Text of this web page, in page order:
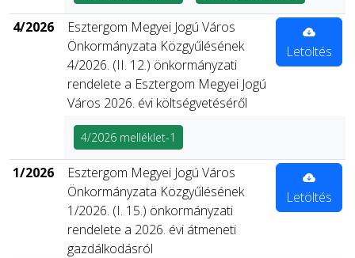
4/2026
Esztergom Megyei Jogú Város
Önkormányzata Közgyűlésének
4/2026. (II. 12.) önkormányzati
rendelete a Esztergom Megyei Jogú
Város 2026. évi költségvetéséről
Letöltés
4/2026 melléklet-1
1/2026
Esztergom Megyei Jogú Város
Önkormányzata Közgyűlésének
1/2026. (I. 15.) önkormányzati
rendelete a 2026. évi átmeneti
gazdálkodásról
Letöltés